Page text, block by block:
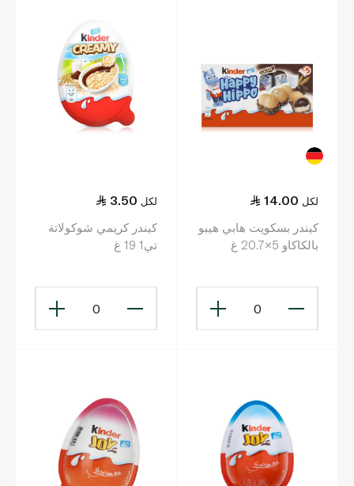
14.00 لكل
كيندر بسكويت هابي هيبو
بالكاكاو 5×20.7 غ
0
3.50 لكل
كيندر كريمي شوكولاتة
تي1 19 غ
0